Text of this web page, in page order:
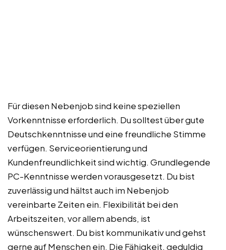
Für diesen Nebenjob sind keine speziellen
Vorkenntnisse erforderlich. Du solltest über gute
Deutschkenntnisse und eine freundliche Stimme
verfügen. Serviceorientierung und
Kundenfreundlichkeit sind wichtig. Grundlegende
PC-Kenntnisse werden vorausgesetzt. Du bist
zuverlässig und hältst auch im Nebenjob
vereinbarte Zeiten ein. Flexibilität bei den
Arbeitszeiten, vor allem abends, ist
wünschenswert. Du bist kommunikativ und gehst
gerne auf Menschen ein. Die Fähigkeit, geduldig